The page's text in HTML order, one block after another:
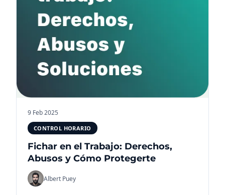
9 Feb 2025
CONTROL HORARIO
Fichar en el Trabajo: Derechos,
Abusos y Cómo Protegerte
Albert Puey